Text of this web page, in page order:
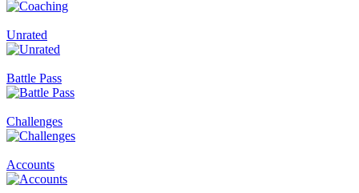
Unrated
Battle Pass
Challenges
Accounts